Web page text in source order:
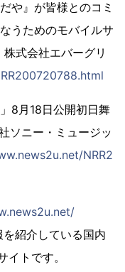
や』が皆様とのコミ
うためのモバイルサ
式会社エバーグリ
8月18日公開初日舞
ニー・ミュージッ
NRR2
紹介している国内
トです。